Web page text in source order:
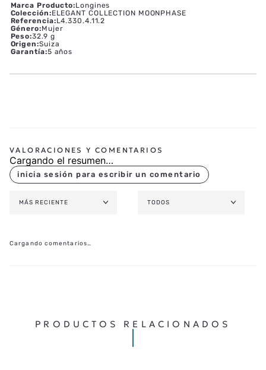
Marca Producto:Longines
Colección:ELEGANT COLLECTION MOONPHASE
Referencia:L4.330.4.11.2
Género:Mujer
Peso:32.9 g
Origen:Suiza
Garantía:5 años
Cargando el resumen…
MÁS RECIENTE TODOS
Cargando comentarios…
PRODUCTOS RELACIONADOS